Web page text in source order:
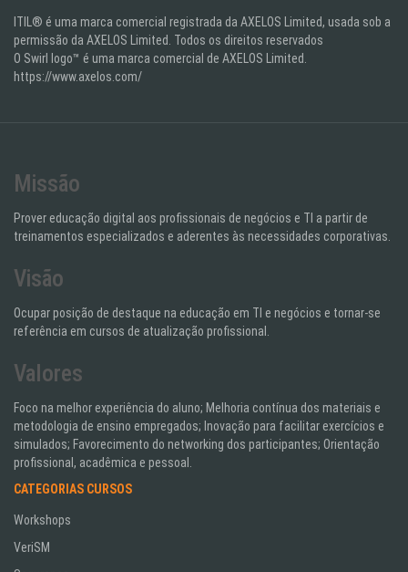
ITIL® é uma marca comercial registrada da AXELOS Limited, usada sob a
permissão da AXELOS Limited. Todos os direitos reservados
O Swirl logo™ é uma marca comercial de AXELOS Limited.
https://www.axelos.com/
Missão
Prover educação digital aos profissionais de negócios e TI a partir de
treinamentos especializados e aderentes às necessidades corporativas.
Visão
Ocupar posição de destaque na educação em TI e negócios e tornar-se
referência em cursos de atualização profissional.
Valores
Foco na melhor experiência do aluno; Melhoria contínua dos materiais e
metodologia de ensino empregados; Inovação para facilitar exercícios e
simulados; Favorecimento do networking dos participantes; Orientação
profissional, acadêmica e pessoal.
CATEGORIAS CURSOS
Workshops
VeriSM